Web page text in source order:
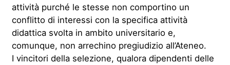
attività purché le stesse non comportino un
conflitto di interessi con la specifica attività
didattica svolta in ambito universitario e,
comunque, non arrechino pregiudizio all’Ateneo.
I vincitori della selezione, qualora dipendenti delle